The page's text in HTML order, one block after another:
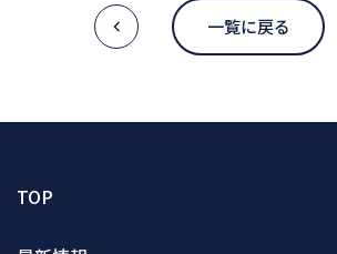
一覧に戻る
TOP